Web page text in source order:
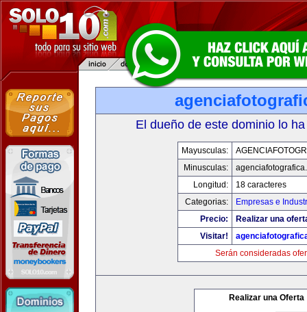
El dueño de este dominio lo
Mayusculas:
Minusculas:
Longitud:
18 caracteres
Categorias:
Empresas e
Precio:
Realizar una
Visitar!
Serán consideradas
Realizar una Oferta